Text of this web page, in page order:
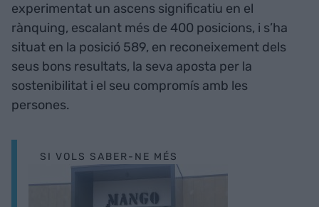
experimentat un ascens significatiu en el
rànquing, escalant més de 400 posicions, i s’ha
situat en la posició 589, en reconeixement dels
seus bons resultats, la seva aposta per la
sostenibilitat i el seu compromís amb les
persones.
SI VOLS SABER-NE MÉS